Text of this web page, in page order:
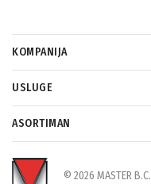
KOMPANIJA
USLUGE
ASORTIMAN
© 2026 MASTER B.C.